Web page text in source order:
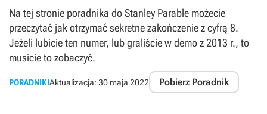
Na tej stronie poradnika do Stanley Parable możecie
przeczytać jak otrzymać sekretne zakończenie z cyfrą 8.
Jeżeli lubicie ten numer, lub graliście w demo z 2013 r., to
musicie to zobaczyć.
PORADNIKIAktualizacja: 30 maja 2022 Pobierz Poradnik